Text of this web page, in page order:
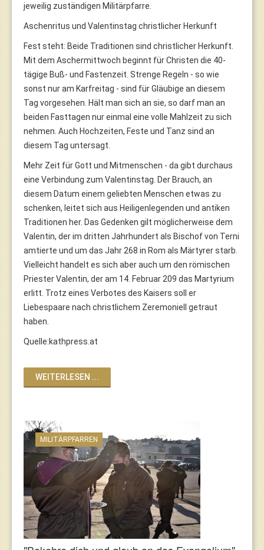
jeweilig zuständigen Militärpfarre.
Aschenritus und Valentinstag christlicher Herkunft
Fest steht: Beide Traditionen sind christlicher Herkunft.
Mit dem Aschermittwoch beginnt für Christen die 40-
tägige Buß- und Fastenzeit. Strenge Regeln - so wie
sonst nur am Karfreitag - sind für Gläubige an diesem
Tag vorgesehen. Hält man sich an sie, so darf man an
beiden Fasttagen nur einmal eine volle Mahlzeit zu sich
nehmen. Auch Hochzeiten, Feste und Tanz sind an
diesem Tag untersagt.
Mehr Zeit für Gott und Mitmenschen - da gibt durchaus
eine Verbindung zum Valentinstag. Der Brauch, an
diesem Datum einem geliebten Menschen etwas zu
schenken, leitet sich aus Heiligenlegenden und antiken
Traditionen her. Das Gedenken gilt möglicherweise dem
Valentin, der im dritten Jahrhundert als Bischof von Terni
amtierte und um das Jahr 268 in Rom als Märtyrer starb.
Vielleicht handelt es sich aber auch um den römischen
Priester Valentin, der am 14. Februar 209 das Martyrium
erlitt. Trotz eines Verbotes des Kaisers soll er
Liebespaare nach christlichem Zeremoniell getraut
haben.
Quelle:kathpress.at
WEITERLESEN ...
MILITÄRPFARREN